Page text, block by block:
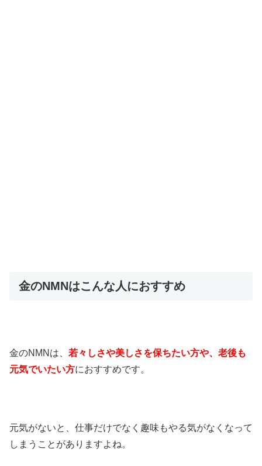
金のNMNはこんな人におすすめ
金のNMNは、 若々しさや美しさを保ちたい方や、老後も
元気でいたい方におすすめです。
元気がないと、仕事だけでなく趣味もやる気がなくなって
しまうことがありますよね。